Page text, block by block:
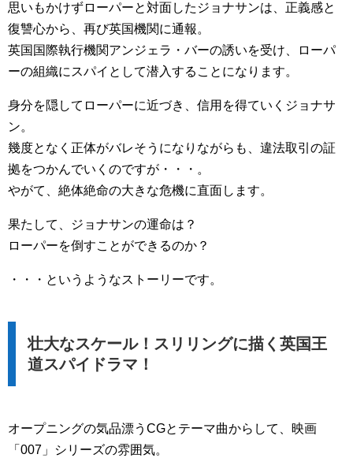
思いもかけずローパーと対面したジョナサンは、正義感と
復讐心から、再び英国機関に通報。
英国国際執行機関アンジェラ・バーの誘いを受け、ローパ
ーの組織にスパイとして潜入することになります。
身分を隠してローパーに近づき、信用を得ていくジョナサ
ン。
幾度となく正体がバレそうになりながらも、違法取引の証
拠をつかんでいくのですが・・・。
やがて、絶体絶命の大きな危機に直面します。
果たして、ジョナサンの運命は？
ローパーを倒すことができるのか？
・・・というようなストーリーです。
壮大なスケール！スリリングに描く英国王
道スパイドラマ！
オープニングの気品漂うCGとテーマ曲からして、映画
「007」シリーズの雰囲気。